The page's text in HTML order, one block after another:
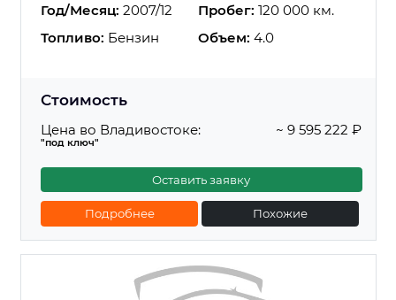
Год/Месяц: 2007/12 Пробег: 120 000 км.
Топливо: Бензин Объем: 4.0
Стоимость
Цена во Владивостоке:
"под ключ"
~ 9 595 222 ₽
Оставить заявку
Подробнее Похожие